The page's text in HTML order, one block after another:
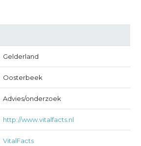
Gelderland
Oosterbeek
Advies/onderzoek
http://www.vitalfacts.nl
VitalFacts